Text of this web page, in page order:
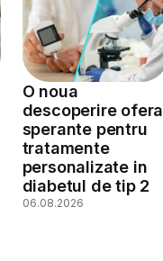
O noua
descoperire ofera
sperante pentru
tratamente
personalizate in
diabetul de tip 2
06.08.2026